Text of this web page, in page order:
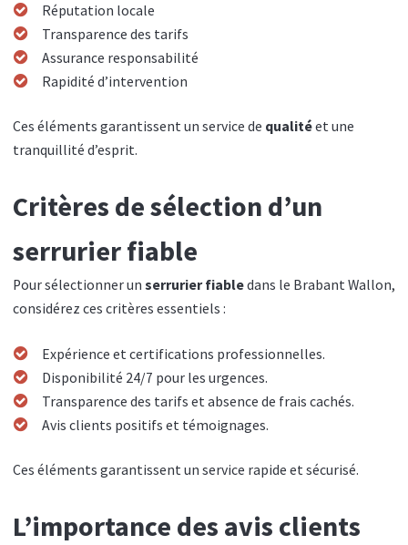
Réputation locale
Transparence des tarifs
Assurance responsabilité
Rapidité d’intervention
Ces éléments garantissent un service de qualitéet une
tranquillité d’esprit.
Critères de sélection d’un
serrurier fiable
Pour sélectionner un serrurier fiabledans le Brabant Wallon,
considérez ces critères essentiels :
Expérience et certifications professionnelles.
Disponibilité 24/7 pour les urgences.
Transparence des tarifs et absence de frais cachés.
Avis clients positifs et témoignages.
Ces éléments garantissent un service rapide et sécurisé.
L’importance des avis clients